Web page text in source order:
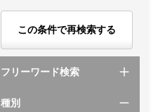
この条件で再検索する
フリーワード検索
種別